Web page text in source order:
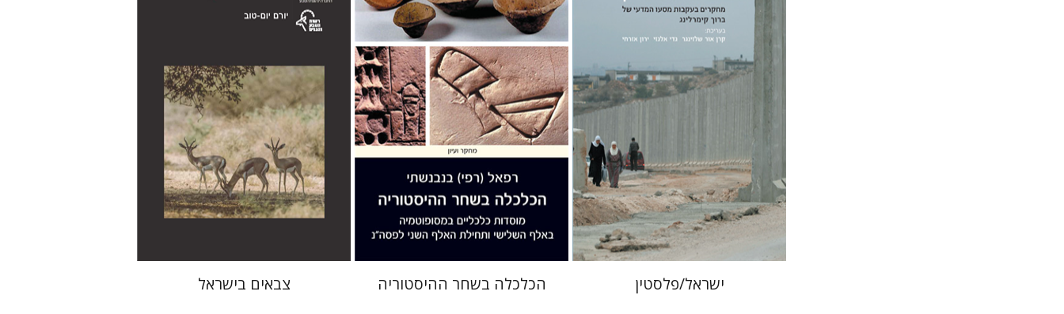
קרן אור שלזינגר גדי אלגזי
הנחת אתר ספר מודפס
$42
$38
ישראל/פלסטין
רפאל בנבנשתי
הנחת אתר ספר מודפס
$32
$29
הכלכלה בשחר ההיסטוריה
הנחת אתר ספר מודפס
$35
$32
צבאים בישראל